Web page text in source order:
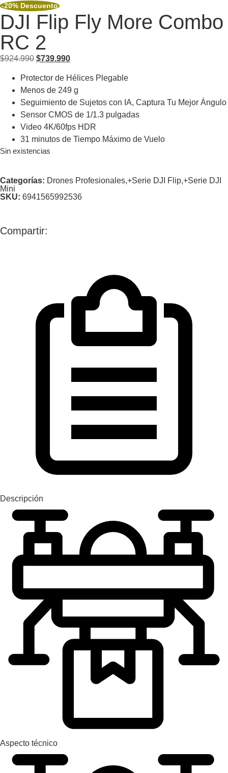
-20% Descuento
DJI Flip Fly More Combo
RC 2
$924.990 $739.990
Protector de Hélices Plegable
Menos de 249 g
Seguimiento de Sujetos con IA, Captura Tu Mejor Ángulo
Sensor CMOS de 1/1.3 pulgadas
Video 4K/60fps HDR
31 minutos de Tiempo Máximo de Vuelo
Sin existencias
Categorías: Drones Profesionales,+Serie DJI Flip,+Serie DJI
Mini
SKU: 6941565992536
Compartir:
Descripción
Aspecto técnico